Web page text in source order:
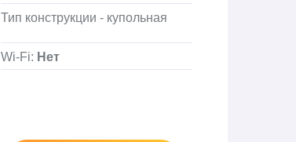
Тип конструкции - купольная
Wi-Fi: Нет